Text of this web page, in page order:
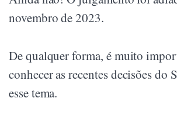
novembro de 2023.
De qualquer forma, é muito
conhecer as recentes decisões do
esse tema.